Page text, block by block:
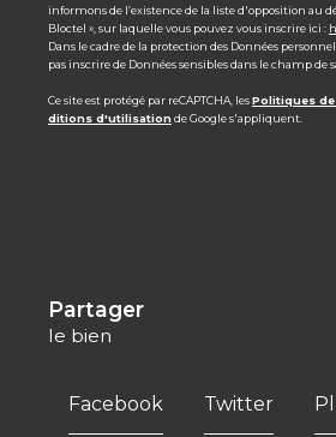
informons de l’existence de la liste d'opposition au
Bloctel », sur laquelle vous pouvez vous inscrire ici :
Dans le cadre de la protection des Données
pas inscrire de Données sensibles dans le champ de
Ce site est protégé par reCAPTCHA, lesPolitiques
ditions d'utilisation de Google s'appliquent.
partager
le bien
Facebook Twitter